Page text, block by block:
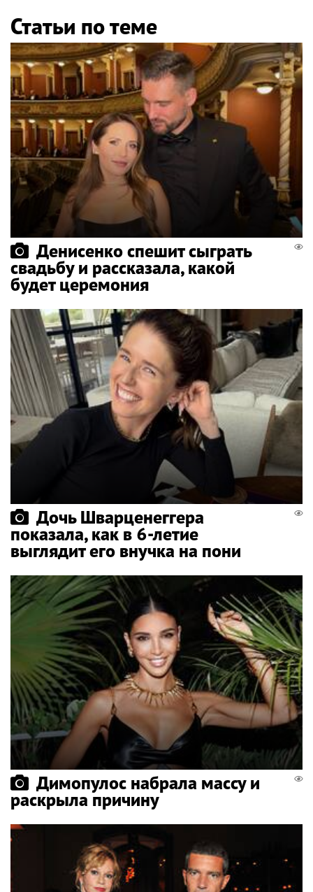
Статьи по теме
Денисенко спешит сыграть
свадьбу и рассказала, какой
будет церемония
Дочь Шварценеггера
показала, как в 6-летие
выглядит его внучка на пони
Димопулос набрала массу и
раскрыла причину